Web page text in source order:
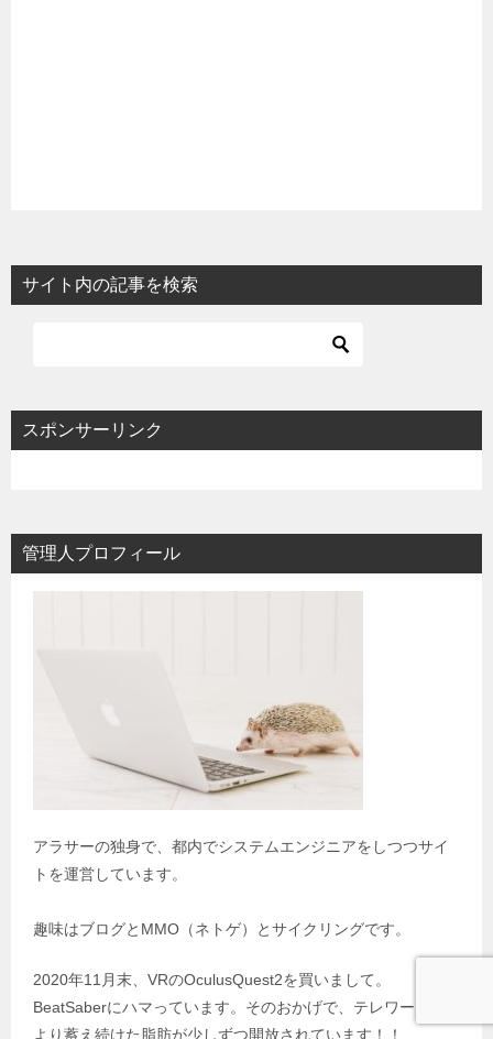
サイト内の記事を検索
スポンサーリンク
管理人プロフィール
アラサーの独身で、都内でシステムエンジニアをしつつサイ
トを運営しています。
趣味はブログとMMO（ネトゲ）とサイクリングです。
2020年11月末、VRのOculusQuest2を買いまして。
BeatSaberにハマっています。そのおかげで、テレワークに
より蓄え続けた脂肪が少しずつ開放されています！！